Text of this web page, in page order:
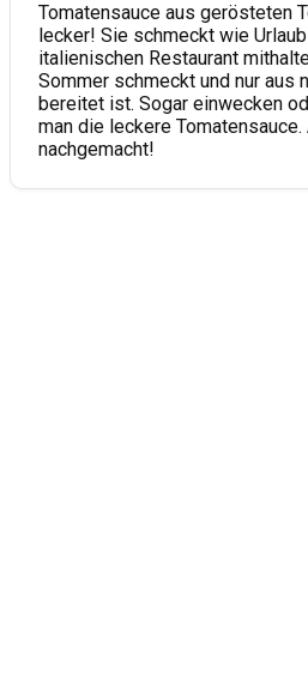
Tomatensauce aus gerösteten
lecker! Sie schmeckt wie
italienischen Restaurant
Sommer schmeckt und nur aus
bereitet ist. Sogar einwecken
man die leckere Tomatensauce.
nachgemacht!